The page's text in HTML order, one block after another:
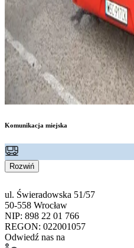
Komunikacja miejska
Rozwiń
ul. Świeradowska 51/57
50-558 Wrocław
NIP: 898 22 01 766
REGON: 022001057
Odwiedź nas na